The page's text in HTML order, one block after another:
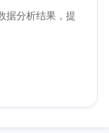
据分析结果，提